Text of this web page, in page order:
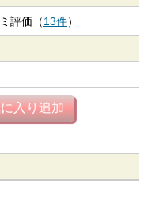
評価（13件）
入り追加